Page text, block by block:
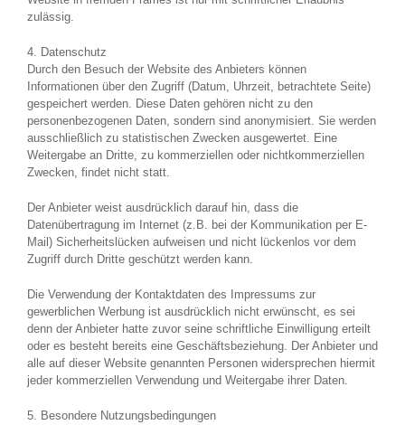
zulässig.
4. Datenschutz
Durch den Besuch der Website des Anbieters können
Informationen über den Zugriff (Datum, Uhrzeit, betrachtete Seite)
gespeichert werden. Diese Daten gehören nicht zu den
personenbezogenen Daten, sondern sind anonymisiert. Sie werden
ausschließlich zu statistischen Zwecken ausgewertet. Eine
Weitergabe an Dritte, zu kommerziellen oder nichtkommerziellen
Zwecken, findet nicht statt.
Der Anbieter weist ausdrücklich darauf hin, dass die
Datenübertragung im Internet (z.B. bei der Kommunikation per E-
Mail) Sicherheitslücken aufweisen und nicht lückenlos vor dem
Zugriff durch Dritte geschützt werden kann.
Die Verwendung der Kontaktdaten des Impressums zur
gewerblichen Werbung ist ausdrücklich nicht erwünscht, es sei
denn der Anbieter hatte zuvor seine schriftliche Einwilligung erteilt
oder es besteht bereits eine Geschäftsbeziehung. Der Anbieter und
alle auf dieser Website genannten Personen widersprechen hiermit
jeder kommerziellen Verwendung und Weitergabe ihrer Daten.
5. Besondere Nutzungsbedingungen